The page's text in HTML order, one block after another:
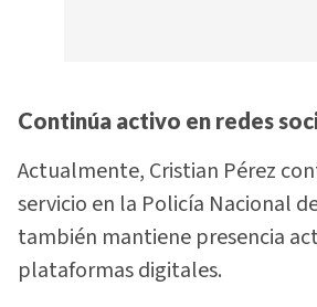
Continúa activo en redes
Actualmente, Cristian Pérez
servicio en la Policía Nacional
también mantiene presencia
plataformas digitales.